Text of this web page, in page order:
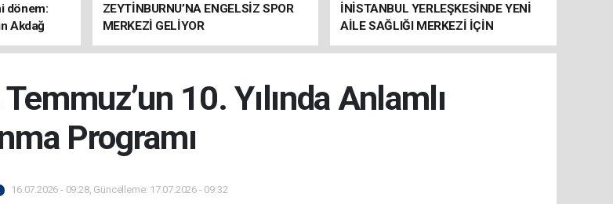
dönem:
Akdağ
ZEYTİNBURNU’NA ENGELSİZ SPOR
MERKEZİ GELİYOR
İNİSTANBUL YERLEŞKESİNDE YENİ
AİLE SAĞLIĞI MERKEZİ İÇİN
HAZIRLIKLAR SÜRÜYOR
10. Yılında Anlamlı
Programı
16.07.2026 - 09:28, Güncelleme: 17.07.2026 - 09:32